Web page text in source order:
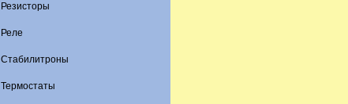
Резисторы
Реле
Стабилитроны
Термостаты